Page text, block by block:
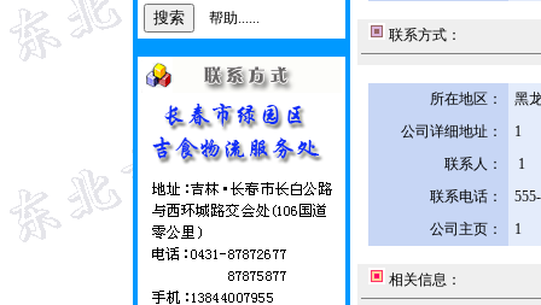
帮助......
联系方式：
所在地区：
黑
公司详细地址：
1
联系人：
1
联系电话：
公司主页：
1
相关信息：